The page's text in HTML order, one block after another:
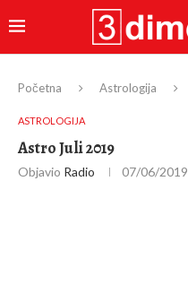
Početna Astrologija
ASTROLOGIJA
Astro Juli 2019
Objavio Radio 07/06/2019